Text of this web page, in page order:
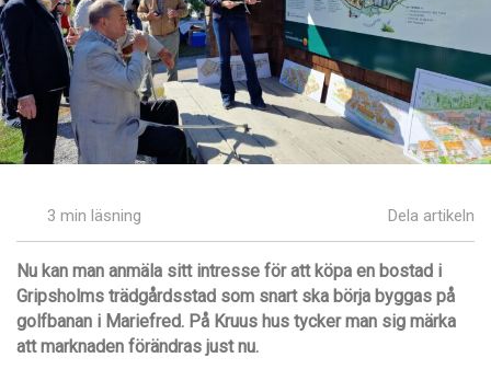
3 min läsning Dela artikeln
Nu kan man anmäla sitt intresse för att köpa en bostad i
Gripsholms trädgårdsstad som snart ska börja byggas på
golfbanan i Mariefred. På Kruus hus tycker man sig märka
att marknaden förändras just nu.